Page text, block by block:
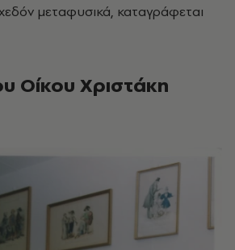
μεταφυσικά, καταγράφεται
Οίκου Χριστάκη